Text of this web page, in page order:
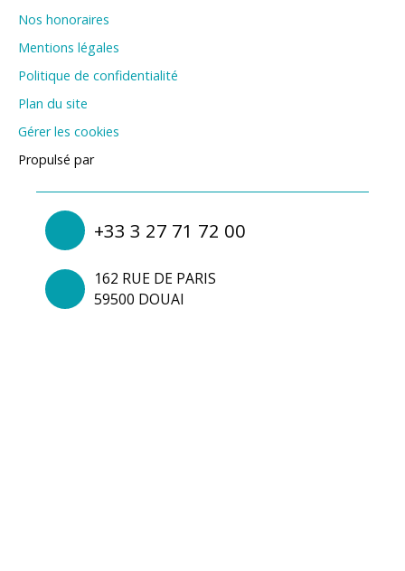
Nos honoraires
Mentions légales
Politique de confidentialité
Plan du site
Gérer les cookies
Propulsé par
+33 3 27 71 72 00
162 RUE DE PARIS
59500 DOUAI